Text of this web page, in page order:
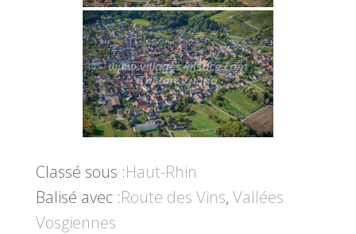
Classé sous :Haut-Rhin
Balisé avec :Route des Vins, Vallées
Vosgiennes